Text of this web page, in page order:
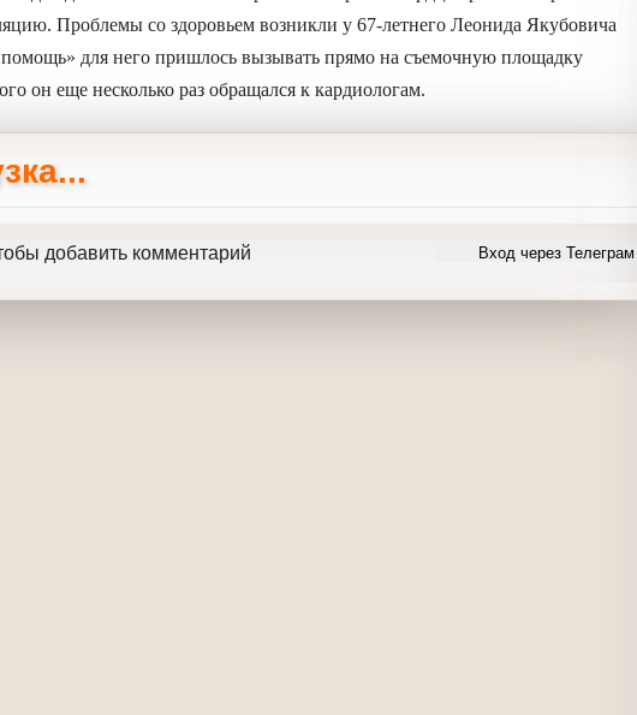
LifeNews. Операция прошла успешно. Сегодня для
сердца врачи намерены провести пациенту
со здоровьем возникли у 67-летнего Леонида Якубовича